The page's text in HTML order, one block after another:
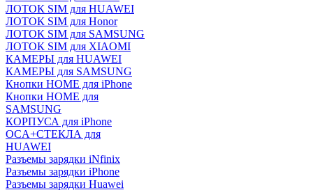
ЛОТОК SIM для HUAWEI
ЛОТОК SIM для Honor
ЛОТОК SIM для SAMSUNG
ЛОТОК SIM для XIAOMI
КАМЕРЫ для HUAWEI
КАМЕРЫ для SAMSUNG
Кнопки HOME для iPhone
Кнопки HOME для
SAMSUNG
КОРПУСА для iPhone
OCA+СТЕКЛА для
HUAWEI
Разъемы зарядки iNfinix
Разъемы зарядки iPhone
Разъемы зарядки Huawei